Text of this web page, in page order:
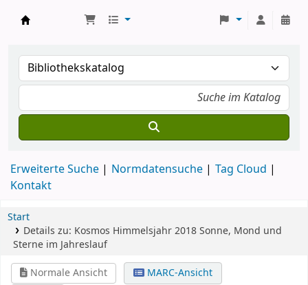
Erweiterte Suche Normdatensuche
Tag Cloud
Kontakt
Start
Details zu: Kosmos Himmelsjahr 2018Sonne, Mond und
Sterne im Jahreslauf
Normale Ansicht
MARC-Ansicht